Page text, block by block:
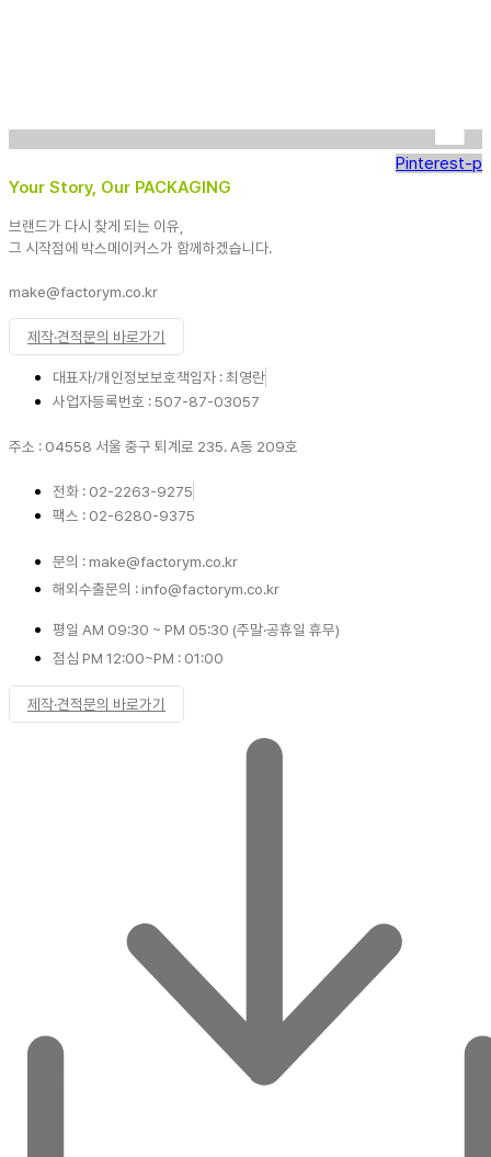
Pinterest-p
Your Story, Our PACKAGING
브랜드가 다시 찾게 되는 이유,
그 시작점에 박스메이커스가 함께하겠습니다.
make@factorym.co.kr
제작·견적문의 바로가기
대표자/개인정보보호책임자 : 최영란
사업자등록번호 : 507-87-03057
주소 : 04558 서울 중구 퇴계로 235. A동 209호
전화 : 02-2263-9275
팩스 : 02-6280-9375
문의 : make@factorym.co.kr
해외수출문의 : info@factorym.co.kr
평일 AM 09:30 ~ PM 05:30 (주말·공휴일 휴무)
점심 PM 12:00~PM : 01:00
제작·견적문의 바로가기